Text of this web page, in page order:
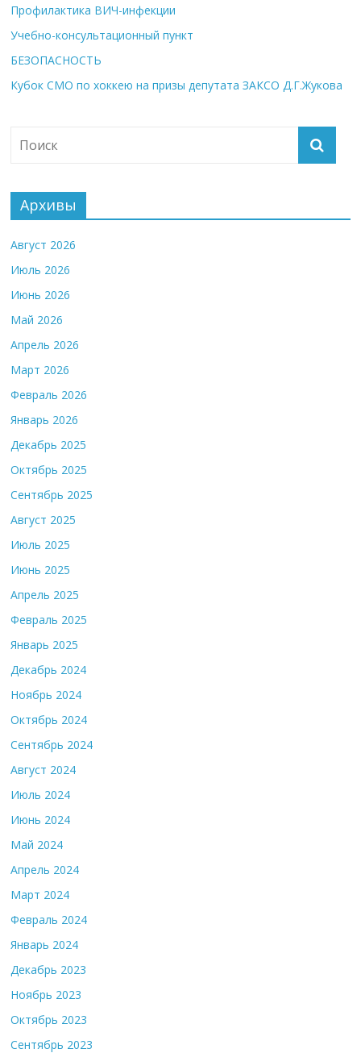
Профилактика ВИЧ-инфекции
Учебно-консультационный пункт
БЕЗОПАСНОСТЬ
Кубок СМО по хоккею на призы депутата ЗАКСО Д.Г.Жукова
Архивы
Август 2026
Июль 2026
Июнь 2026
Май 2026
Апрель 2026
Март 2026
Февраль 2026
Январь 2026
Декабрь 2025
Октябрь 2025
Сентябрь 2025
Август 2025
Июль 2025
Июнь 2025
Апрель 2025
Февраль 2025
Январь 2025
Декабрь 2024
Ноябрь 2024
Октябрь 2024
Сентябрь 2024
Август 2024
Июль 2024
Июнь 2024
Май 2024
Апрель 2024
Март 2024
Февраль 2024
Январь 2024
Декабрь 2023
Ноябрь 2023
Октябрь 2023
Сентябрь 2023